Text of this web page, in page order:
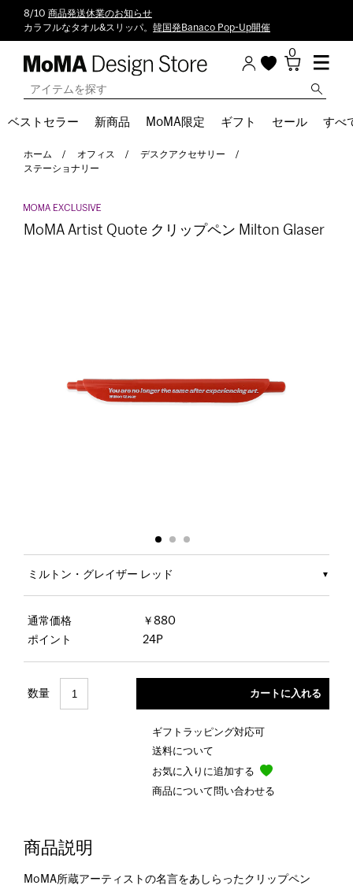
8/10 商品発送休業のお知らせ
カラフルなタオル&スリッパ。 韓国発Banaco Pop-Up開催
0
ベストセラー 新商品 MoMA限定 ギフト セール すべ
ホーム オフィス
デスクアクセサリー
ステーショナリー
MoMA Artist Quote クリップペン Milton Glaser
ミルトン・グレイザー レッド
通常価格
￥880
ポイント
24P
数量
ギフトラッピング対応可
送料について
お気に入りに追加する
商品について問い合わせる
商品説明
MoMA所蔵アーティストの名言をあしらったクリップペン